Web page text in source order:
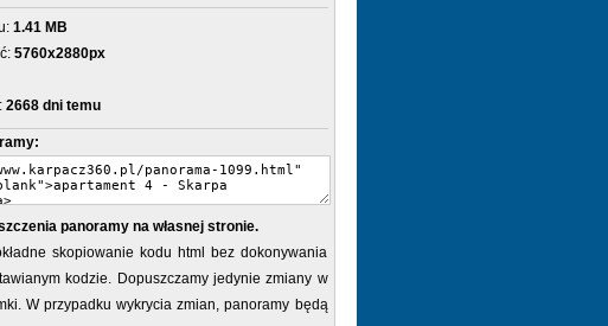
1.41 MB
5760x2880px
2668 dni temu
panoramy na własnej stronie.
skopiowanie kodu html bez dokonywania
kodzie. Dopuszczamy jedynie zmiany w
W przypadku wykrycia zmian, panoramy będą